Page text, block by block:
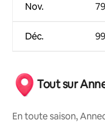
Nov.
Déc.
Tout sur
En toute saison,